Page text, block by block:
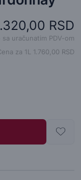
RSD
sa uračunatim PDV-om
za 1L 1.760,00 RSD